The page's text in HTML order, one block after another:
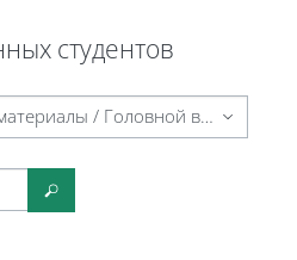
студентов
Поиск курса